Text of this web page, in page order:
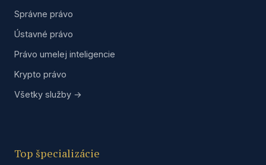
Správne právo
Ústavné právo
Právo umelej inteligencie
Krypto právo
Všetky služby →
Top špecializácie